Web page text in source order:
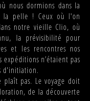
nous dormions dans la
la pelle ! Ceux où l'on
notre vieille Clio, où
la prévisibilité pour
et les rencontres nos
expéditions n’étaient pas
d'initiation.
plaît pas. Le voyage doit
de la découverte